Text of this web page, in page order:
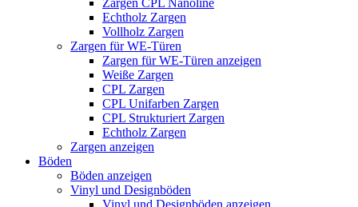
Zargen CPL Nanoline
Echtholz Zargen
Vollholz Zargen
Zargen für WE-Türen
Zargen für WE-Türen anzeigen
Weiße Zargen
CPL Zargen
CPL Unifarben Zargen
CPL Strukturiert Zargen
Echtholz Zargen
Zargen anzeigen
Böden
Böden anzeigen
Vinyl und Designböden
Vinyl und Designböden anzeigen